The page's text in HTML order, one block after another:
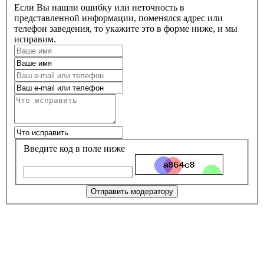
Если Вы нашли ошибку или неточность в
представленной информации, поменялся адрес или
телефон заведения, то укажите это в форме ниже, и мы
исправим.
Введите код в поле ниже
Отправить модератору